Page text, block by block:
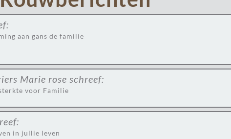
aan gans de familie
Marie rose schreef:
voor Familie
in jullie leven